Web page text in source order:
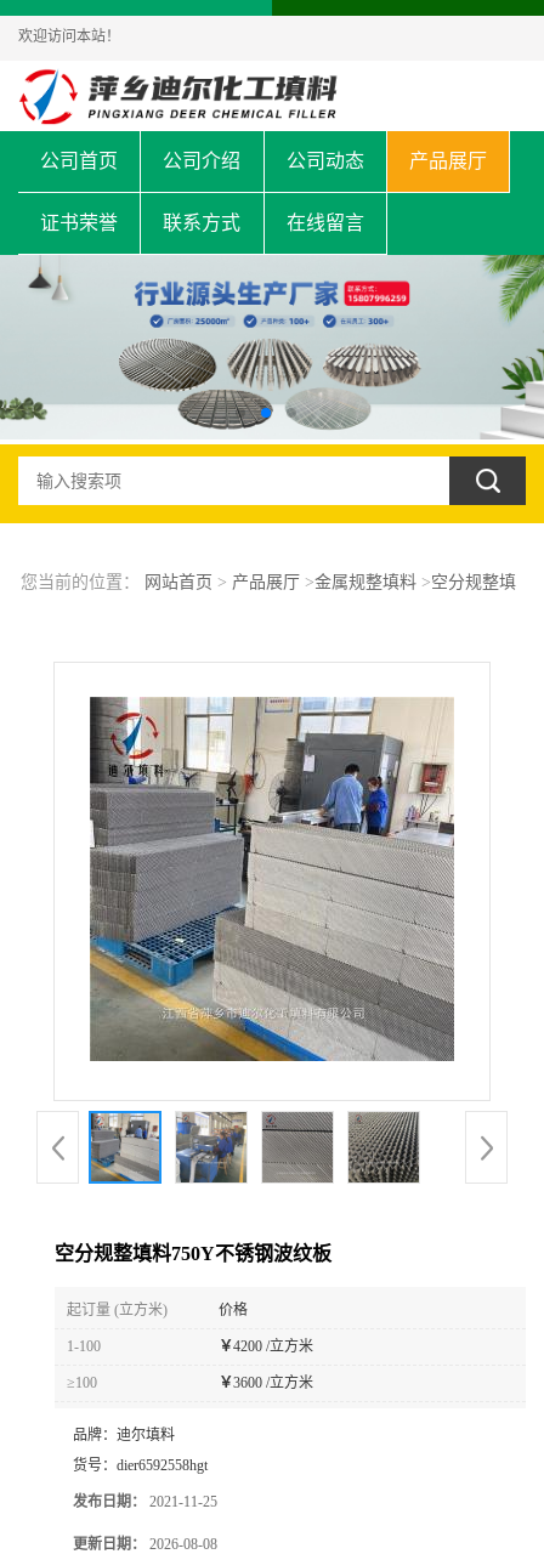
欢迎访问本站！
公司首页 公司介绍 公司动态 产品展厅
证书荣誉 联系方式 在线留言
您当前的位置： 网站首页 > 产品展厅>金属规整填料>空分规整填
空分规整填料750Y不锈钢波纹板
起订量 (立方米) 价格
1-100 ￥4200 /立方米
≥100 ￥3600 /立方米
品牌： 迪尔填料
货号： dier6592558hgt
发布日期： 2021-11-25
更新日期： 2026-08-08